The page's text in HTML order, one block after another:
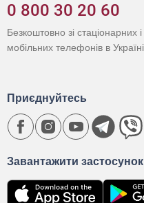
0 800 30 20 60
Безкоштовно зі стаціонарних і
мобільних телефонів в Україні
Завантажити застосунок
Приєднуйтесь